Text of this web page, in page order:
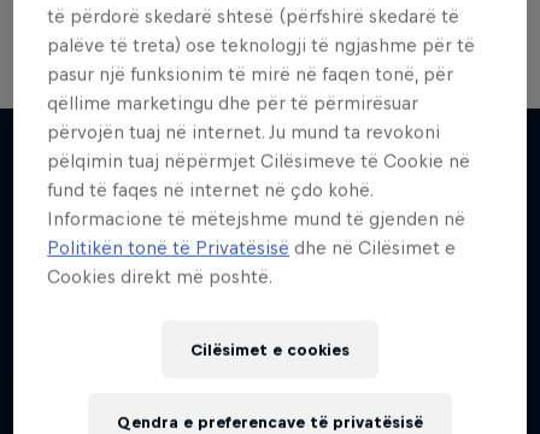
Më shumë si kjo
WSL Replay
The latest action from the WSL Championship
1 Sezoni · 6 episodet
SURFING
Inside Pro Surfing
Come backstage on the 2025 WSL
Championship Tour
2 Sezone · 18 episodet
të përdorë skedarë shtesë (përfshirë skedarë të
palëve të treta) ose teknologji të ngjashme për të
pasur një funksionim të mirë në faqen tonë, për
qëllime marketingu dhe për të përmirësuar
përvojën tuaj në internet. Ju mund ta revokoni
pëlqimin tuaj nëpërmjet Cilësimeve të Cookie në
fund të faqes në internet në çdo kohë.
Informacione të mëtejshme mund të gjenden në
Politikën tonë të Privatësisë dhe në Cilësimet e
Cookies direkt më poshtë.
Cilësimet e cookies
Qendra e preferencave të privatësisë